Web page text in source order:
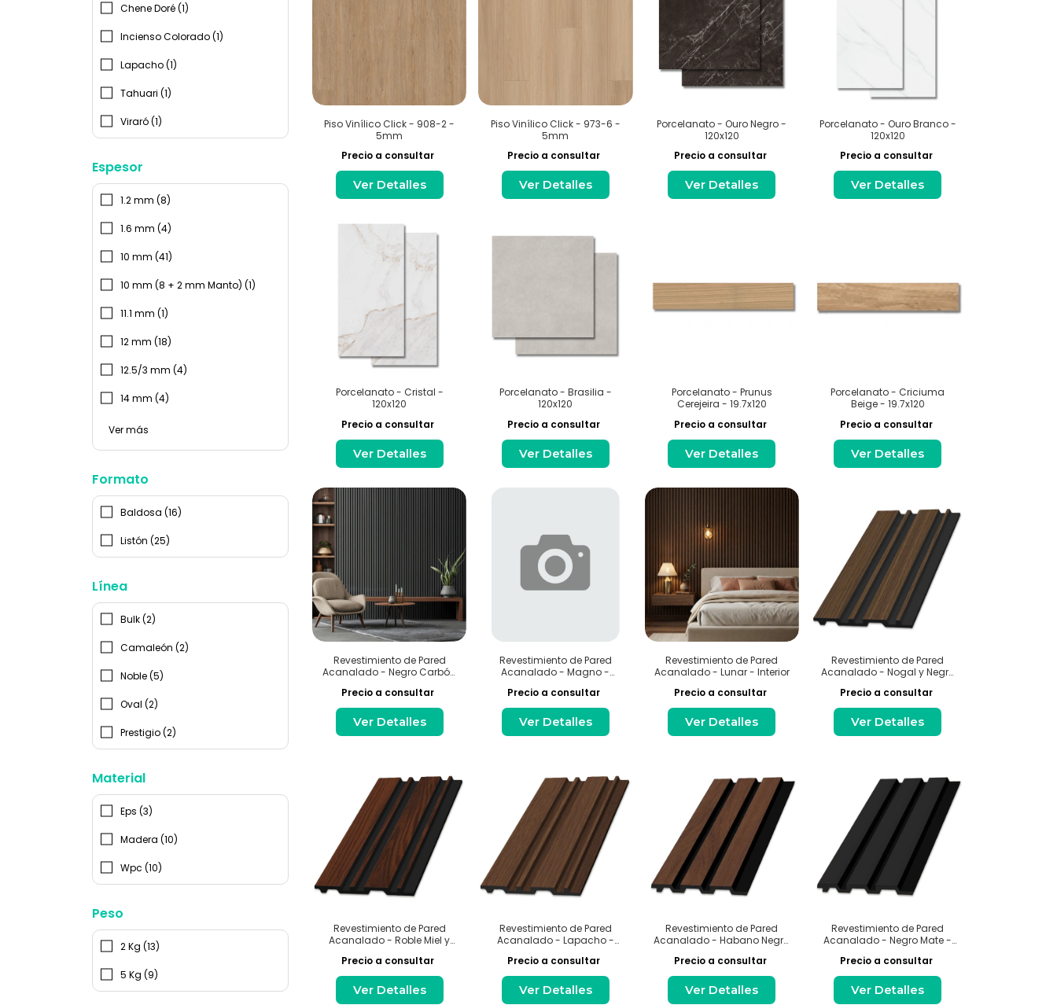
Chene Doré (1)
Incienso Colorado (1)
Lapacho (1)
Tahuari (1)
Viraró (1)
Espesor
1.2 mm (8)
1.6 mm (4)
10 mm (41)
10 mm (8 + 2 mm Manto) (1)
11.1 mm (1)
12 mm (18)
12.5/3 mm (4)
14 mm (4)
Ver más
Formato
Baldosa (16)
Listón (25)
Línea
Bulk (2)
Camaleón (2)
Noble (5)
Oval (2)
Prestigio (2)
Material
Eps (3)
Madera (10)
Wpc (10)
Peso
2 Kg (13)
5 Kg (9)
Piso Vinílico Click - 908-2 -
5mm
Precio a consultar
Ver Detalles
Piso Vinílico Click - 973-6 -
5mm
Precio a consultar
Ver Detalles
Porcelanato - Ouro Negro -
120x120
Precio a consultar
Ver Detalles
Porcelanato - Ouro Branco -
120x120
Precio a consultar
Ver Detalles
Porcelanato - Cristal -
120x120
Precio a consultar
Ver Detalles
Porcelanato - Brasilia -
120x120
Precio a consultar
Ver Detalles
Porcelanato - Prunus
Cerejeira - 19.7x120
Precio a consultar
Ver Detalles
Porcelanato - Criciuma
Beige - 19.7x120
Precio a consultar
Ver Detalles
Revestimiento de Pared
Acanalado - Negro Carbón
Precio a consultar
Ver Detalles
Revestimiento de Pared
Acanalado - Magno -
Precio a consultar
Ver Detalles
Revestimiento de Pared
Acanalado - Lunar - Interior
Precio a consultar
Ver Detalles
Revestimiento de Pared
Acanalado - Nogal y Negro
Precio a consultar
Ver Detalles
Revestimiento de Pared
Acanalado - Roble Miel y
Precio a consultar
Ver Detalles
Revestimiento de Pared
Acanalado - Lapacho -
Precio a consultar
Ver Detalles
Revestimiento de Pared
Acanalado - Habano Negro
Precio a consultar
Ver Detalles
Revestimiento de Pared
Acanalado - Negro Mate -
Precio a consultar
Ver Detalles